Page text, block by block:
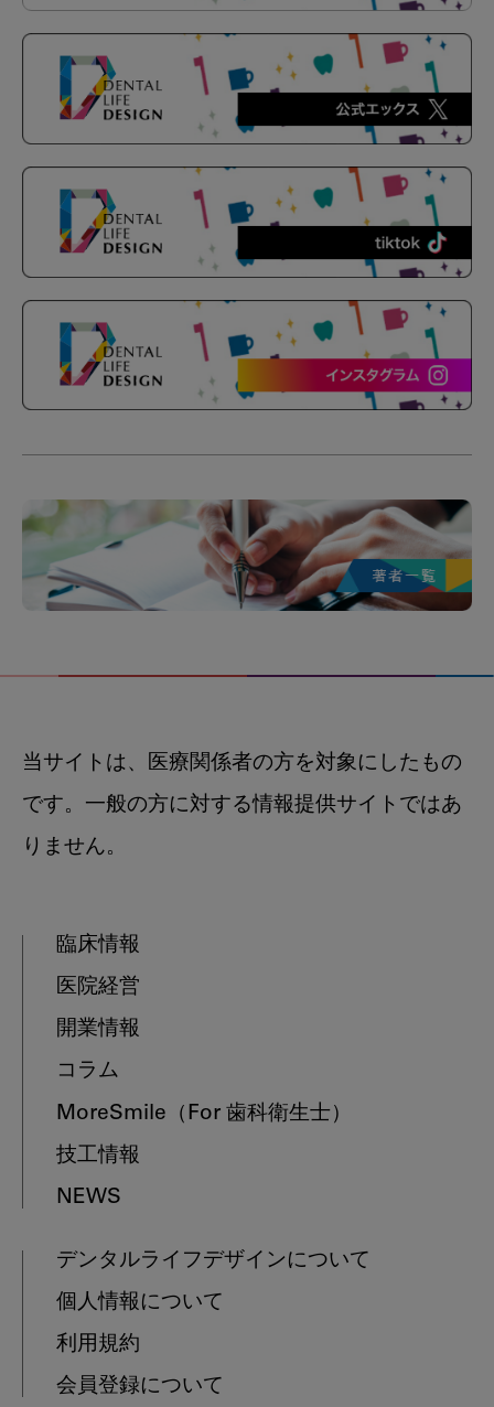
当サイトは、医療関係者の方を対象にしたもの
です。一般の方に対する情報提供サイトではあ
りません。
臨床情報
医院経営
開業情報
コラム
MoreSmile （For 歯科衛生士）
技工情報
NEWS
デンタルライフデザインについて
個人情報について
利用規約
会員登録について